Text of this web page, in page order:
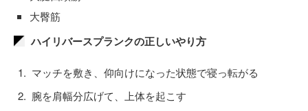
大臀筋
ハイリバースプランクの正しいやり方
マッチを敷き、仰向けになった状態で寝っ転がる
腕を肩幅分広げて、上体を起こす